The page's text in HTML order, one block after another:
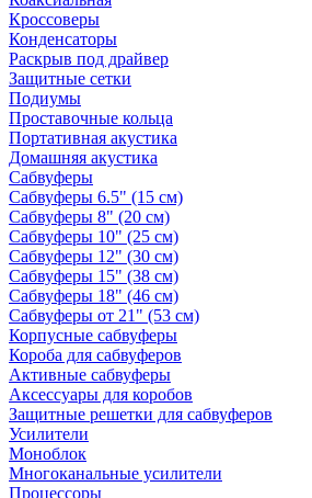
Кроссоверы
Конденсаторы
Раскрыв под драйвер
Защитные сетки
Подиумы
Проставочные кольца
Портативная акустика
Домашняя акустика
Сабвуферы
Сабвуферы 6.5" (15 см)
Сабвуферы 8" (20 см)
Сабвуферы 10" (25 см)
Сабвуферы 12" (30 см)
Сабвуферы 15" (38 см)
Сабвуферы 18" (46 см)
Сабвуферы от 21" (53 см)
Корпусные сабвуферы
Короба для сабвуферов
Активные сабвуферы
Аксессуары для коробов
Защитные решетки для сабвуферов
Усилители
Моноблок
Многоканальные усилители
Процессоры